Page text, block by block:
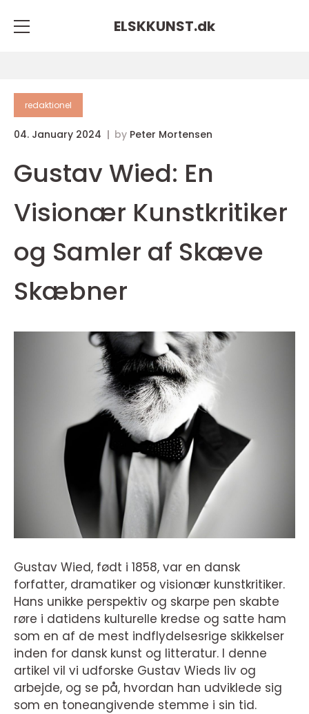
ELSKKUNST.dk
redaktionel
04. January 2024 by Peter Mortensen
Gustav Wied: En
Visionær Kunstkritiker
og Samler af Skæve
Skæbner
Gustav Wied, født i 1858, var en dansk
forfatter, dramatiker og visionær kunstkritiker.
Hans unikke perspektiv og skarpe pen skabte
røre i datidens kulturelle kredse og satte ham
som en af de mest indflydelsesrige skikkelser
inden for dansk kunst og litteratur. I denne
artikel vil vi udforske Gustav Wieds liv og
arbejde, og se på, hvordan han udviklede sig
som en toneangivende stemme i sin tid.